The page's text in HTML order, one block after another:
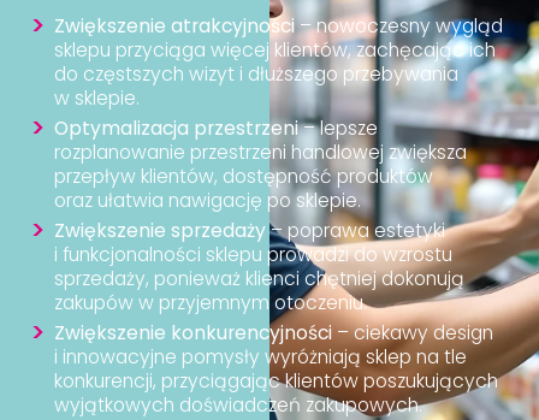
Zwiększenie atrakcyjności– nowoczesny wygląd
sklepu przyciąga więcej klientów, zachęcając ich
do częstszych wizyt i dłuższego przebywania
w sklepie.
Optymalizacja przestrzeni– lepsze
rozplanowanie przestrzeni handlowej zwiększa
przepływ klientów, dostępność produktów
oraz ułatwia nawigację po sklepie.
Zwiększenie sprzedaży– poprawa estetyki
i funkcjonalności sklepu prowadzi do wzrostu
sprzedaży, ponieważ klienci chętniej dokonują
zakupów w przyjemnym otoczeniu.
Zwiększenie konkurencyjności– ciekawy design
i innowacyjne pomysły wyróżniają sklep na tle
konkurencji, przyciągając klientów poszukujących
wyjątkowych doświadczeń zakupowych.